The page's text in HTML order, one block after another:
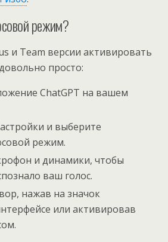
режим?
и Team версии активировать
просто:
ChatGPT на вашем
и выберите
режим.
и динамики, чтобы
ваш голос.
нажав на значок
или активировав